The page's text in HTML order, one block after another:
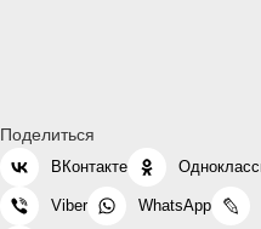
Поделиться
ВКонтакте
Viber WhatsApp